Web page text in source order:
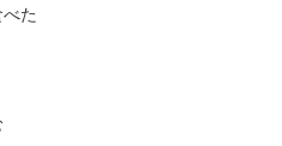
た